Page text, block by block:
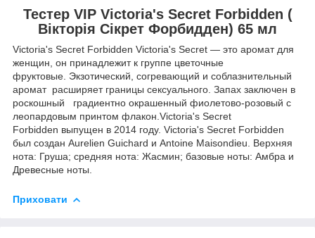
Тестер VIP Victoria's Secret Forbidden (
Вікторія Сікрет Форбидден) 65 мл
Victoria's Secret Forbidden Victoria's Secret — это аромат для
женщин, он принадлежит к группе цветочные
фруктовые. Экзотический, согревающий и соблазнительный
аромат расширяет границы сексуального. Запах заключен в
роскошный градиентно окрашенный фиолетово-розовый с
леопардовым принтом флакон.Victoria's Secret
Forbidden выпущен в 2014 году. Victoria's Secret Forbidden
был создан Aurelien Guichard и Antoine Maisondieu. Верхняя
нота: Груша; средняя нота: Жасмин; базовые ноты: Амбра и
Древесные ноты.
Приховати